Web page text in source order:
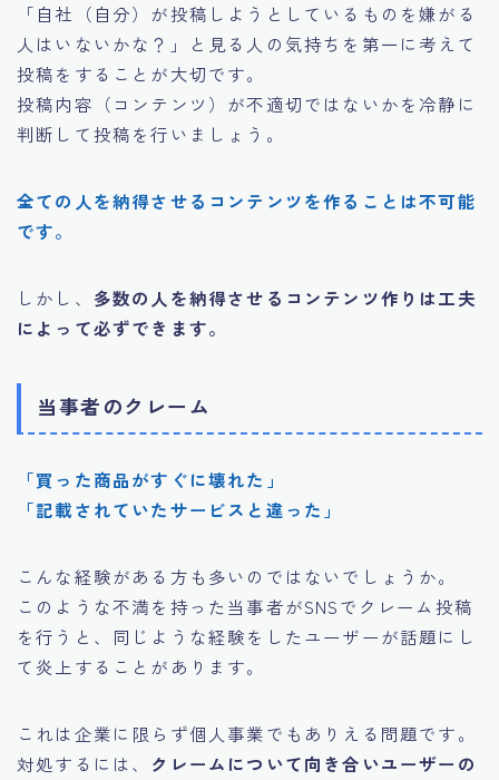
「自社（自分）が投稿しようとしているものを嫌がる
人はいないかな？」と見る人の気持ちを第一に考えて
投稿をすることが大切です。
投稿内容（コンテンツ）が不適切ではないかを冷静に
判断して投稿を行いましょう。
全ての人を納得させるコンテンツを作ることは不可能
です。
しかし、 多数の人を納得させるコンテンツ作りは工夫
によって必ずできます。
当事者のクレーム
「買った商品がすぐに壊れた」
「記載されていたサービスと違った」
こんな経験がある方も多いのではないでしょうか。
このような不満を持った当事者がSNSでクレーム投稿
を行うと、同じような経験をしたユーザーが話題にし
て炎上することがあります。
これは企業に限らず個人事業でもありえる問題です。
対処するには、 クレームについて向き合いユーザーの